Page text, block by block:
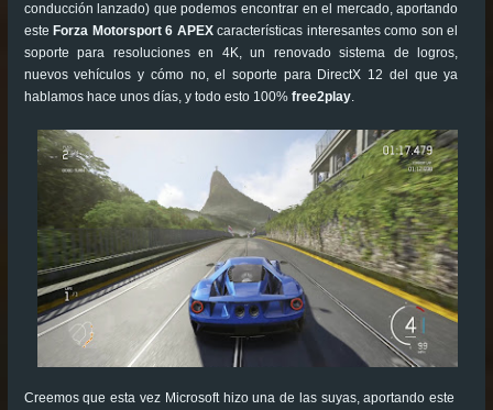
conducción lanzado) que podemos encontrar en el mercado, aportando
este Forza Motorsport 6 APEXcaracterísticas interesantes como son el
soporte para resoluciones en 4K, un renovado sistema de logros,
nuevos vehículos y cómo no, el soporte para DirectX 12 del que ya
hablamos hace unos días, y todo esto 100% free2play.
Creemos que esta vez Microsoft hizo una de las suyas, aportando este